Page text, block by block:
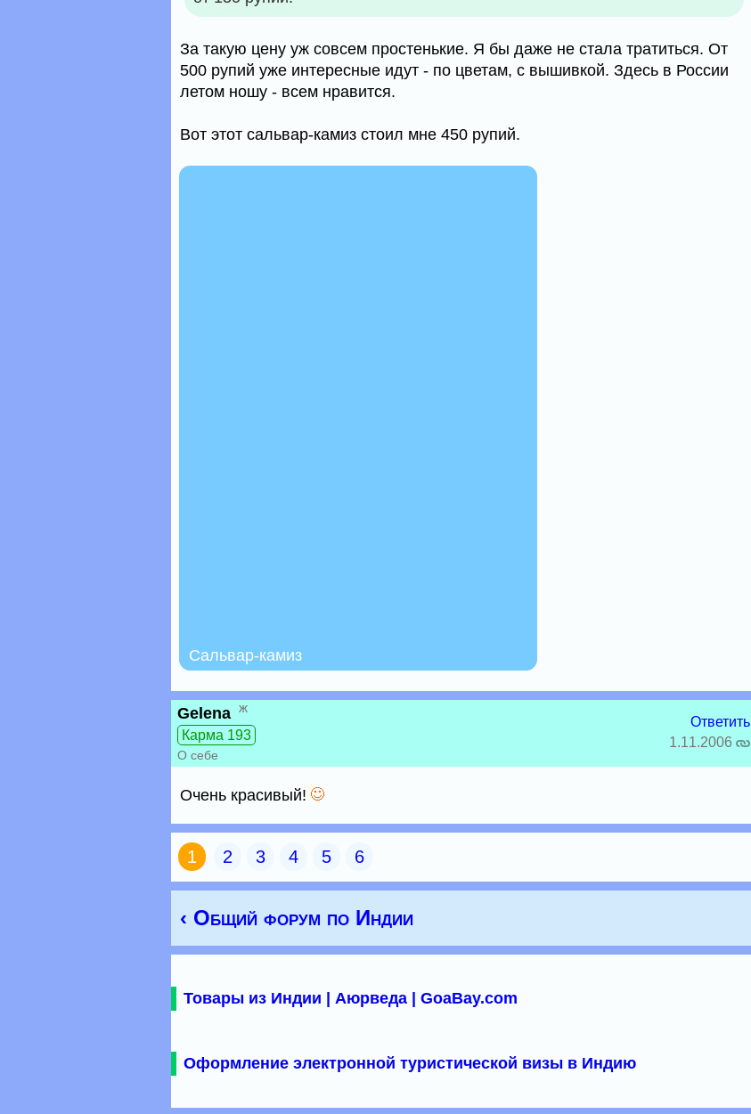
За такую цену уж совсем простенькие. Я бы даже не стала тратиться. От
500 рупий уже интересные идут - по цветам, с вышивкой. Здесь в России
летом ношу - всем нравится.
Вот этот сальвар-камиз стоил мне 450 рупий.
Сальвар-камиз
Gelena ж
Карма 193
О себе
Ответить
1.11.2006
Очень красивый!
1 2 3 4 5 6
‹ Общий форум по Индии
Товары из Индии | Аюрведа | GoaBay.com
Оформление электронной туристической визы в Индию